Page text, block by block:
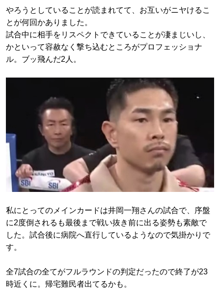
やろうとしていることが読まれてて、お互いがニヤけるこ
とが何回かありました。
試合中に相手をリスペクトできていることが凄まじいし、
かといって容赦なく撃ち込むところがプロフェッショナ
ル。ブッ飛んだ2人。
私にとってのメインカードは井岡一翔さんの試合で、序盤
に2度倒されるも最後まで戦い抜き前に出る姿勢も素敵で
した。試合後に病院へ直行しているようなので気掛かりで
す。
全7試合の全てがフルラウンドの判定だったので終了が23
時近くに。帰宅難民者出てるかも。